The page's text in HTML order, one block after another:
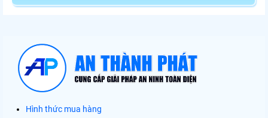
Hình thức mua hàng